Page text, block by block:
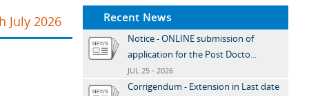
July 2026 Recent News
Notice - ONLINE submission of
application for the Post Docto...
JUL 25 - 2026
Corrigendum - Extension in Last date